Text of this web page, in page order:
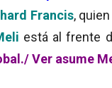
Francis,
está al frente
Ver asume